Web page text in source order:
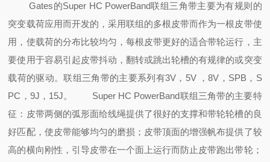
Gates的Super HC PowerBand联组三角带主要为有规则的
突变载荷应用而开发的，采用联组的多根皮带而作为一根皮带使
用，使载荷的分布比较均匀，每根皮带更好的适合带轮运行，主
要使用于容易引起皮带抖动，翻转或跳出轮槽的有规律的或突变
载荷的驱动。联组三角带的主要系列有3V，5V ，8V，SPB，S
PC，9J，15J。
Super HC PowerBand联组三角带的主要特
征：皮带两侧的弧形面给线绳提供了很好的支撑和带轮轮槽的良
好匹配，使皮带能够均匀的磨损；皮带顶面的增强帆布提供了较
高的横向刚性，引导皮带在一个面上运行而防止皮带跑出带轮；